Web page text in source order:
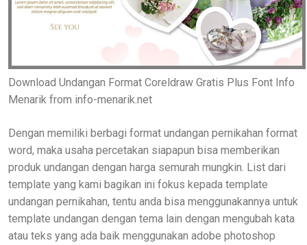
Download Undangan Format Coreldraw Gratis Plus Font Info
Menarik from info-menarik.net
Dengan memiliki berbagi format undangan pernikahan format
word, maka usaha percetakan siapapun bisa memberikan
produk undangan dengan harga semurah mungkin. List dari
template yang kami bagikan ini fokus kepada template
undangan pernikahan, tentu anda bisa menggunakannya untuk
template undangan dengan tema lain dengan mengubah kata
atau teks yang ada baik menggunakan adobe photoshop